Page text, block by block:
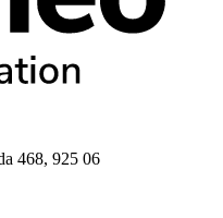
468, 925 06